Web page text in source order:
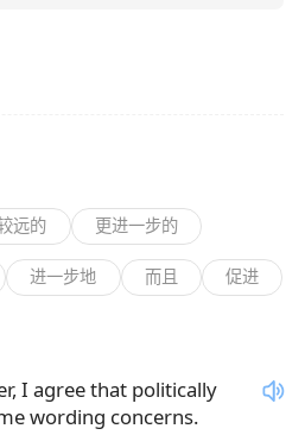
远的 更进一步的
进一步地 而且 促进
I agree that politically
wording concerns.